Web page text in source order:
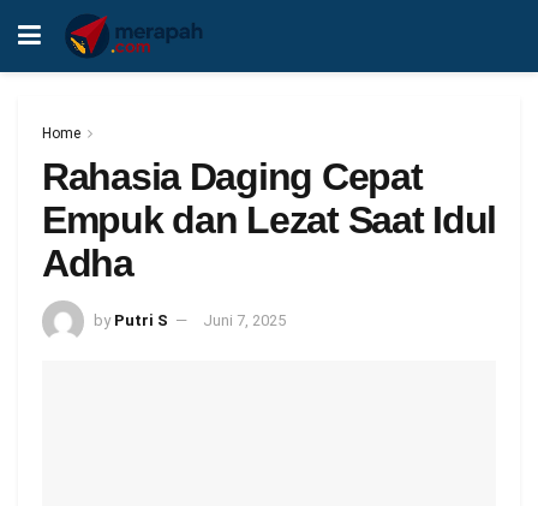
Home
Rahasia Daging Cepat
Empuk dan Lezat Saat Idul
Adha
by Putri S Juni 7, 2025